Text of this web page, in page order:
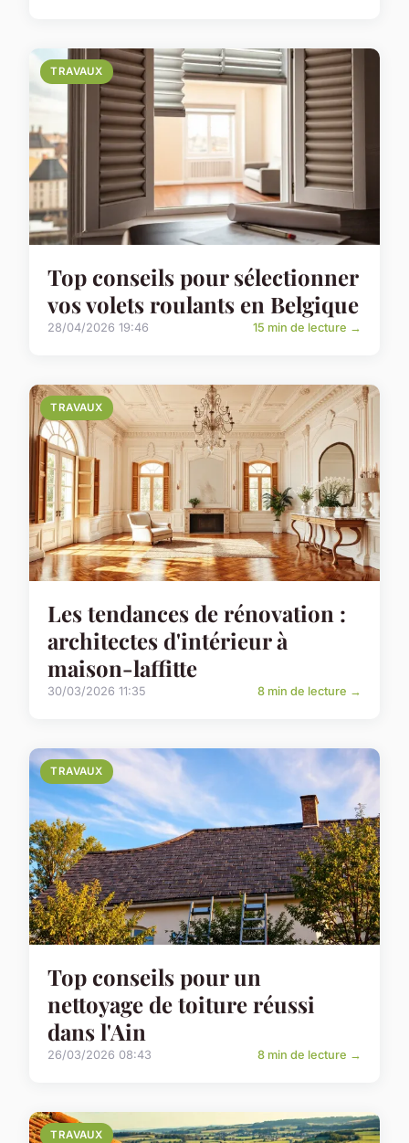
TRAVAUX
Top conseils pour sélectionner
vos volets roulants en Belgique
28/04/2026 19:46 15 min de lecture →
TRAVAUX
Les tendances de rénovation :
architectes d'intérieur à
maison-laffitte
30/03/2026 11:35 8 min de lecture →
TRAVAUX
Top conseils pour un
nettoyage de toiture réussi
dans l'Ain
26/03/2026 08:43 8 min de lecture →
TRAVAUX